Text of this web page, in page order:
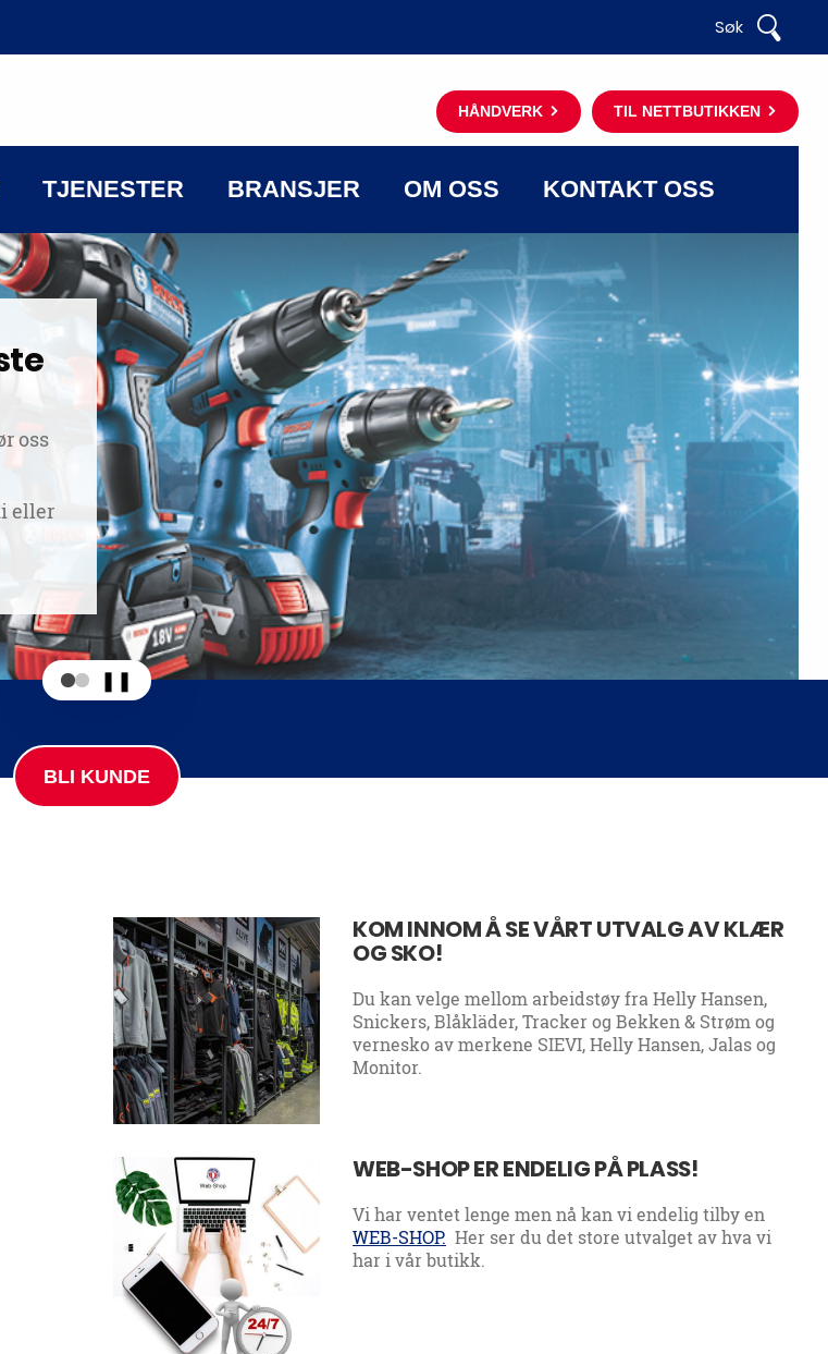
Søk
TIL NETTBUTIKKEN
HÅNDVERK
TJENESTER BRANSJER OM OSS KONTAKT OSS
❚❚
BLI KUNDE
KOM INNOM Å SE VÅRT UTVALG AV KLÆR
OG SKO!
Du kan velge mellom arbeidstøy fra Helly Hansen,
Snickers, Blåkläder, Tracker og Bekken & Strøm og
vernesko av merkene SIEVI, Helly Hansen, Jalas og
Monitor.
WEB-SHOP ER ENDELIG PÅ PLASS!
Vi har ventet lenge men nå kan vi endelig tilby en
WEB-SHOP. Her ser du det store utvalget av hva vi
har i vår butikk.